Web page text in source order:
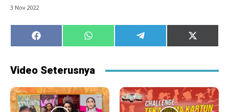
3 Nov 2022
Share
on
Share
on
Share
on
Share
on
Video Seterusnya